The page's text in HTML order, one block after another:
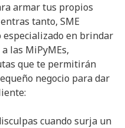
armar tus propios
tanto, SME
en brindar
las MiPyMEs,
que te permitirán
negocio para dar
cuando surja un